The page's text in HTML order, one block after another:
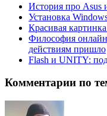
История про Asus
Установка
Красивая
Философия
действиям пришло
Flash и UNITY:
Комментарии по